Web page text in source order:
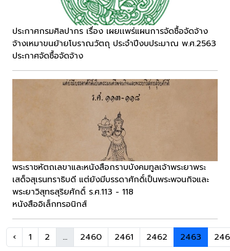
ประกาศกรมศิลปากร เรื่อง เผยเเพร่แผนการจัดซื้อจัดจ้าง
จ้างเหมาขนย้ายโบราณวัตถุ ประจำปีงบประมาณ พ.ศ.2563
ประกาศจัดซื้อจัดจ้าง
พระราชหัตถเลขาและหนังสือกราบบังคมทูลเจ้าพระยาพระ
เสด็จสุเรนทราธิบดี แต่ยังมีบรรดาศักดิ์เป็นพระพจนกิจและ
พระยาวิสุทธสุริยศักดิ์ ร.ศ.113 - 118
หนังสืออิเล็กทรอนิกส์
‹ 1 2 ... 2460 2461 2462 2463